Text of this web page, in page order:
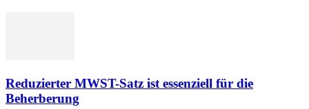
Reduzierter MWST-Satz ist essenziell für die
Beherberung